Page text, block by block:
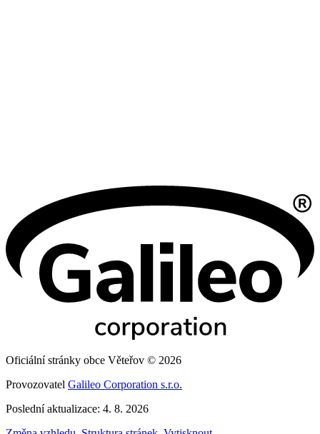
Oficiální stránky obce Věteřov © 2026
Provozovatel Galileo Corporation s.r.o.
Poslední aktualizace: 4. 8. 2026